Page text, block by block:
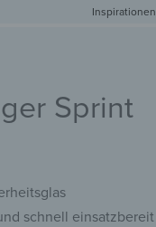
Inspirationen
KREIDETAFELN
Sprint
schnell einsatzbereit